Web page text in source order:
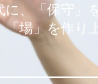
に、「保守」
「場」を作り